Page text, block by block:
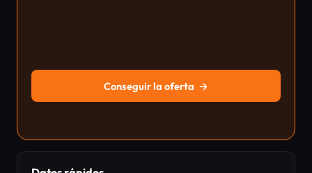
Conseguir la oferta →